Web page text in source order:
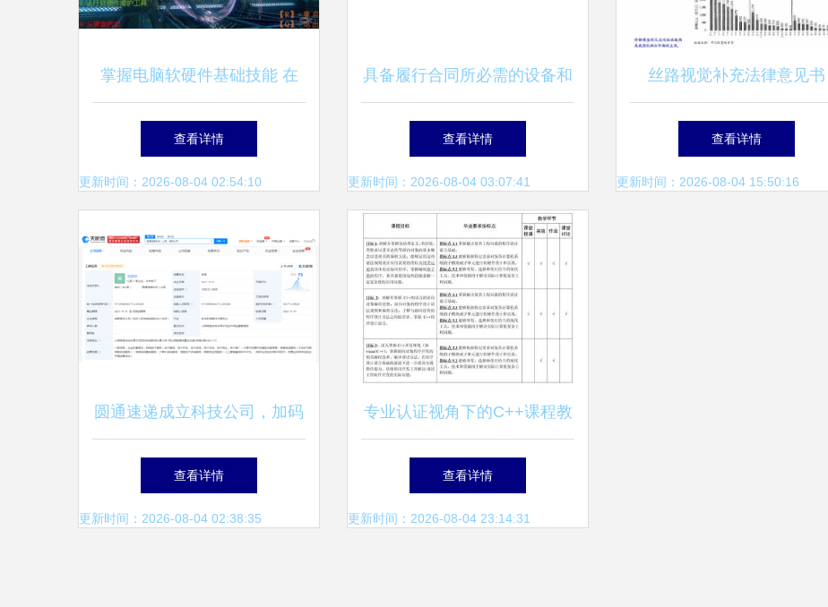
掌握电脑软硬件基础技能 在
线培训与开发入门指南
查看详情
更新时间：2026-08-04 02:54:10
具备履行合同所必需的设备和
专业技术能力证明材料 计算
机软硬件技术开发
查看详情
更新时间：2026-08-04 03:07:41
丝路视觉补充法律意见书
（二） 计算机软硬件技术开
发合规与实证分析
查看详情
更新时间：2026-08-04 15:50:16
圆通速递成立科技公司，加码
AI基础软件与计算机软硬件技
术研发
查看详情
更新时间：2026-08-04 02:38:35
专业认证视角下的C++课程教
与学 计算机软硬件技术开发
的教学大纲设计
查看详情
更新时间：2026-08-04 23:14:31